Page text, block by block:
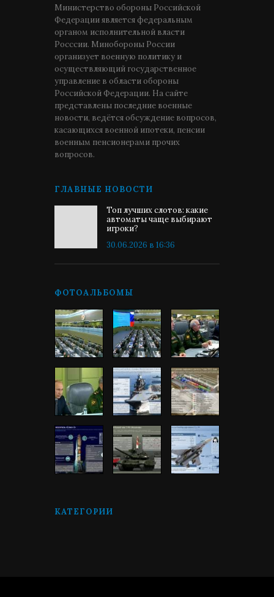
Министерство обороны Российской
Федерации является федеральным
органом исполнительной власти
Росссии. Минобороны России
организует военную политику и
осуществляющий государственное
управление в области обороны
Российской Федерации. На сайте
представлены последние военные
новости, ведётся обсуждение вопросов,
касающихся военной ипотеки, пенсии
военным пенсионерами прочих
вопросов.
ГЛАВНЫЕ НОВОСТИ
Топ лучших слотов: какие
автоматы чаще выбирают
игроки?
30.06.2026 в 16:36
ФОТОАЛЬБОМЫ
КАТЕГОРИИ